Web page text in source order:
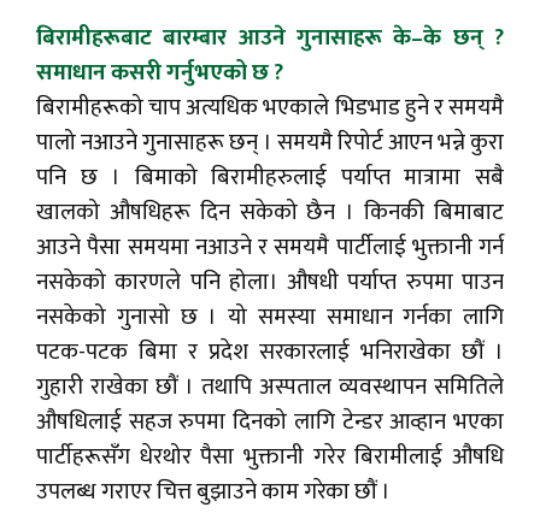
बिरामीहरूबाट बारम्बार आउने गुनासाहरू के–के छन् ?
समाधान कसरी गर्नुभएको छ ?
बिरामीहरूको चाप अत्यधिक भएकाले भिडभाड हुने र समयमै
पालो नआउने गुनासाहरू छन् । समयमै रिपोर्ट आएन भन्ने कुरा
पनि छ । बिमाको बिरामीहरुलाई पर्याप्त मात्रामा सबै
खालको औषधिहरू दिन सकेको छैन । किनकी बिमाबाट
आउने पैसा समयमा नआउने र समयमै पार्टीलाई भुक्तानी गर्न
नसकेको कारणले पनि होला। औषधी पर्याप्त रुपमा पाउन
नसकेको गुनासो छ । यो समस्या समाधान गर्नका लागि
पटक-पटक बिमा र प्रदेश सरकारलाई भनिराखेका छौं ।
गुहारी राखेका छौं । तथापि अस्पताल व्यवस्थापन समितिले
औषधिलाई सहज रुपमा दिनको लागि टेन्डर आव्हान भएका
पार्टीहरूसँग धेरथोर पैसा भुक्तानी गरेर बिरामीलाई औषधि
उपलब्ध गराएर चित्त बुझाउने काम गरेका छौं ।